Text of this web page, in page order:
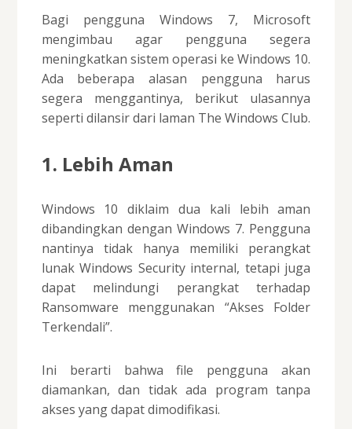
Bagi pengguna Windows 7, Microsoft
mengimbau agar pengguna segera
meningkatkan sistem operasi ke Windows 10.
Ada beberapa alasan pengguna harus
segera menggantinya, berikut ulasannya
seperti dilansir dari laman The Windows Club.
1. Lebih Aman
Windows 10 diklaim dua kali lebih aman
dibandingkan dengan Windows 7. Pengguna
nantinya tidak hanya memiliki perangkat
lunak Windows Security internal, tetapi juga
dapat melindungi perangkat terhadap
Ransomware menggunakan “Akses Folder
Terkendali”.
Ini berarti bahwa file pengguna akan
diamankan, dan tidak ada program tanpa
akses yang dapat dimodifikasi.